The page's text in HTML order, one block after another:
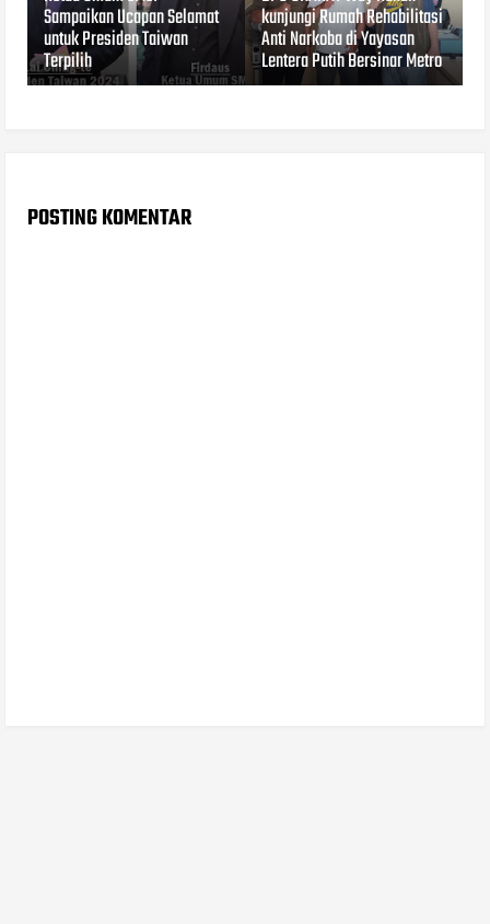
Sampaikan Ucapan Selamat
untuk Presiden Taiwan
Terpilih
kunjungi Rumah Rehabilitasi
Anti Narkoba di Yayasan
Lentera Putih Bersinar Metro
POSTING KOMENTAR